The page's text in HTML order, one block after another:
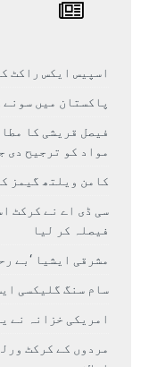
اسپیس ایکس راکٹ
پاکستان میں سونے کی قیمت میں
فیصل قریشی کا
مواد کو ترجیح دی
کامن ویلتھ گیمز
سی ڈی اے نے کرکٹ
فیصلہ کر لیا
مشرقی ایشیا ‘بے
سام سنگ گلیکسی ایس 27 الٹرا سے ایک کیمرا ہٹا
امریکی خزانہ نے